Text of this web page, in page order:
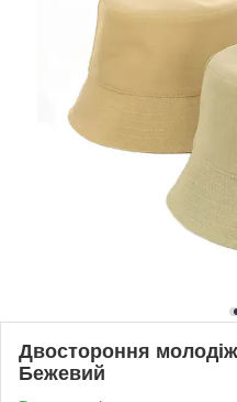
Двостороння
Бежевий